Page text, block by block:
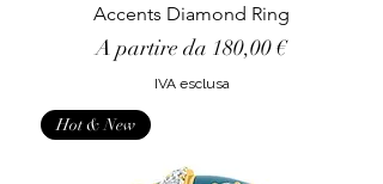
Accents Diamond Ring
A partire da 180,00 €
Prezzo scontato
IVA esclusa
Hot & New